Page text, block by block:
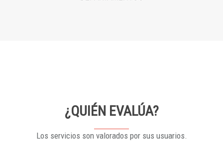
¿QUIÉN EVALÚA?
Los servicios son valorados por sus usuarios.